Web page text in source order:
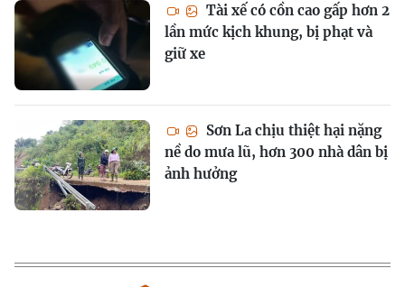
Tài xế có cồn cao gấp hơn 2
lần mức kịch khung, bị phạt và
giữ xe
Sơn La chịu thiệt hại nặng
nề do mưa lũ, hơn 300 nhà dân bị
ảnh hưởng